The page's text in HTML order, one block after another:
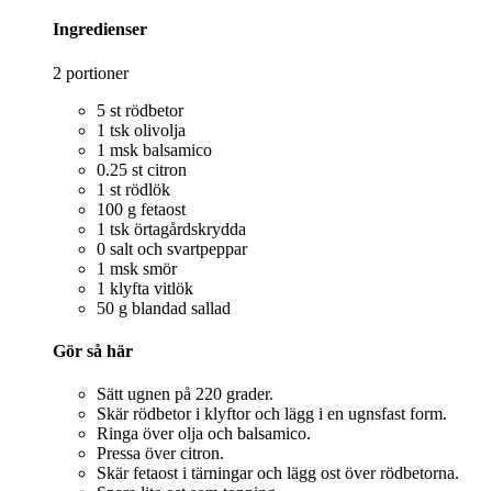
Ingredienser
2 portioner
5 st rödbetor
1 tsk olivolja
1 msk balsamico
0.25 st citron
1 st rödlök
100 g fetaost
1 tsk örtagårdskrydda
0 salt och svartpeppar
1 msk smör
1 klyfta vitlök
50 g blandad sallad
Gör så här
Sätt ugnen på 220 grader.
Skär rödbetor i klyftor och lägg i en ugnsfast form.
Ringa över olja och balsamico.
Pressa över citron.
Skär fetaost i tärningar och lägg ost över rödbetorna.